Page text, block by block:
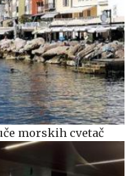
morskih cvetač